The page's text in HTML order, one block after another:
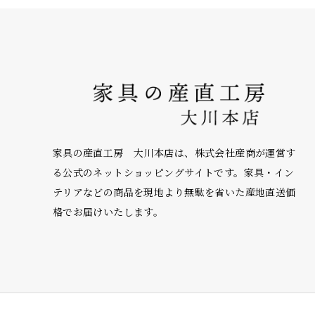
家具の産直工房 大川本店は、株式会社産商が運営す
る公式のネットショッピングサイトです。家具・イン
テリアなどの商品を現地より無駄を省いた産地直送価
格でお届けいたします。